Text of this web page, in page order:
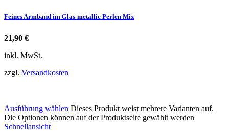
Feines Armband im Glas-metallic Perlen Mix
21,90 €
inkl. MwSt.
zzgl. Versandkosten
Ausführung wählen Dieses Produkt weist mehrere Varianten auf.
Die Optionen können auf der Produktseite gewählt werden
Schnellansicht